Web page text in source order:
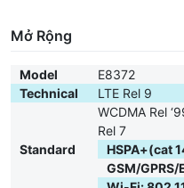
Mở Rộng
Model
E8372
Technical
LTE Rel 9
Standard
WCDMA Rel
Rel 7
HSPA+(cat
GSM/GPRS/